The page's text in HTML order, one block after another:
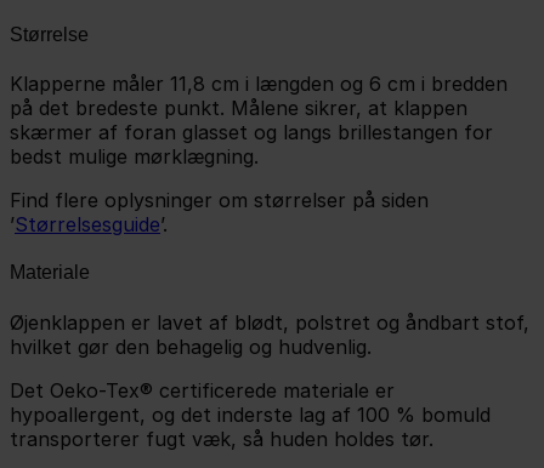
Størrelse
Klapperne måler 11,8 cm i længden og 6 cm i bredden
på det bredeste punkt. Målene sikrer, at klappen
skærmer af foran glasset og langs brillestangen for
bedst mulige mørklægning.
Find flere oplysninger om størrelser på siden
’Størrelsesguide’.
Materiale
Øjenklappen er lavet af blødt, polstret og åndbart stof,
hvilket gør den behagelig og hudvenlig.
Det Oeko-Tex® certificerede materiale er
hypoallergent, og det inderste lag af 100 % bomuld
transporterer fugt væk, så huden holdes tør.